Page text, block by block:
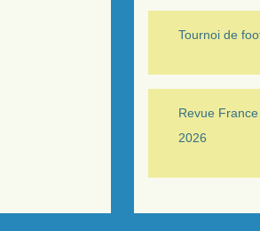
Tournoi de
Revue
2026